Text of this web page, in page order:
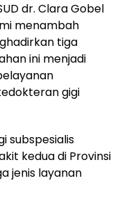
dr. Clara Gobel
menambah
tiga
ini menjadi
gigi
subspesialis
kedua di Provinsi
jenis layanan